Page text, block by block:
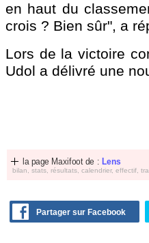
en haut du
crois ? Bien sûr", a
Lors de la victoire
Udol a délivré une
la page Maxifoot de : Lens
bilan, stats, résultats, calendrier, effectif,
Partager sur Facebook